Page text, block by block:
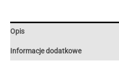
Opis
Informacje dodatkowe